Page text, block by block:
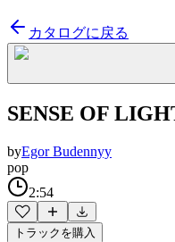
カタログに戻る
SENSE OF
byEgor Budennyy
pop
2:54
トラックを購入